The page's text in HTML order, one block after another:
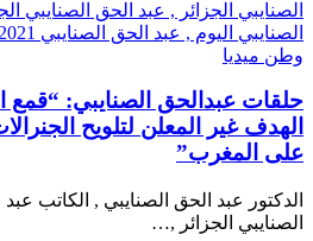
وطن ميديا
حلقات عبدالحق الصنايبي: “قمع
الهدف غير المعلن لتلويح
على المغرب”
الدكتور عبد الحق الصنايبي , الكاتب
الصنايبي الجزائر ,…